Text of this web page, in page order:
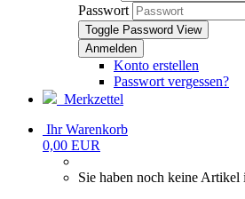
Passwort
Toggle Password View
Konto erstellen
Passwort vergessen?
Merkzettel
Ihr Warenkorb
0,00 EUR
Sie haben noch keine